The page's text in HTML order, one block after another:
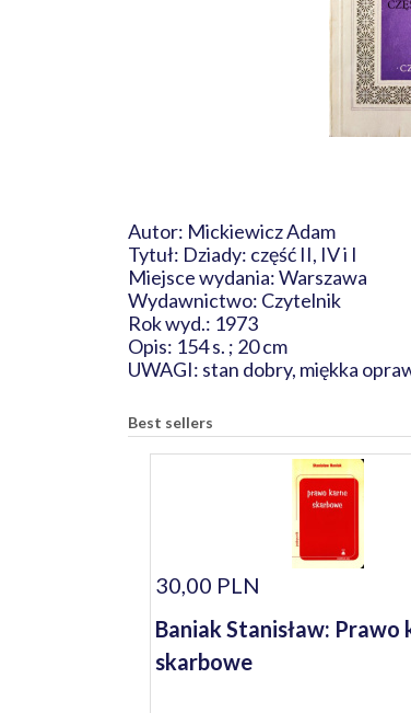
Autor: Mickiewicz Adam
Tytuł: Dziady: część II, IV i I
Miejsce wydania: Warszawa
Wydawnictwo: Czytelnik
Rok wyd.: 1973
Opis: 154 s. ; 20 cm
UWAGI: stan dobry, miękka
Best sellers
30,00 PLN
Baniak Stanisław: Prawo
skarbowe